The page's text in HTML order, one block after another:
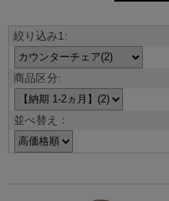
並べ替え：